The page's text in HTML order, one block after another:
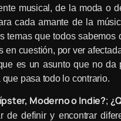
musical, de la moda o
cada amante de la
temas que todos
en cuestión, por ver
es un asunto que no
pasa todo lo contrario.
Moderno o Indie?;
de definir y encontrar